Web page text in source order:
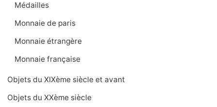
Médailles
Monnaie de paris
Monnaie étrangère
Monnaie française
Objets du XIXème siècle et avant
Objets du XXème siècle